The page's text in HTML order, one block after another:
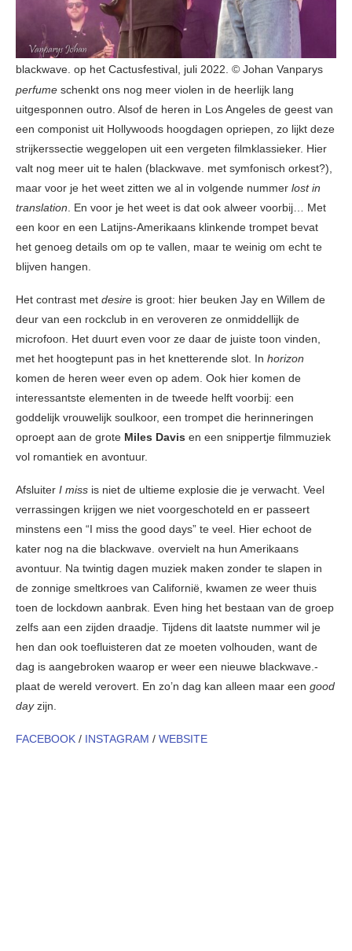
blackwave. op het Cactusfestival, juli 2022. © Johan Vanparys
perfume schenkt ons nog meer violen in de heerlijk lang
uitgesponnen outro. Alsof de heren in Los Angeles de geest van
een componist uit Hollywoods hoogdagen opriepen, zo lijkt deze
strijkerssectie weggelopen uit een vergeten filmklassieker. Hier
valt nog meer uit te halen (blackwave. met symfonisch orkest?),
maar voor je het weet zitten we al in volgende nummer lost in
translation. En voor je het weet is dat ook alweer voorbij… Met
een koor en een Latijns-Amerikaans klinkende trompet bevat
het genoeg details om op te vallen, maar te weinig om echt te
blijven hangen.
Het contrast met desire is groot: hier beuken Jay en Willem de
deur van een rockclub in en veroveren ze onmiddellijk de
microfoon. Het duurt even voor ze daar de juiste toon vinden,
met het hoogtepunt pas in het knetterende slot. In horizon
komen de heren weer even op adem. Ook hier komen de
interessantste elementen in de tweede helft voorbij: een
goddelijk vrouwelijk soulkoor, een trompet die herinneringen
oproept aan de grote Miles Davis en een snippertje filmmuziek
vol romantiek en avontuur.
Afsluiter I miss is niet de ultieme explosie die je verwacht. Veel
verrassingen krijgen we niet voorgeschoteld en er passeert
minstens een “I miss the good days” te veel. Hier echoot de
kater nog na die blackwave. overvielt na hun Amerikaans
avontuur. Na twintig dagen muziek maken zonder te slapen in
de zonnige smeltkroes van Californië, kwamen ze weer thuis
toen de lockdown aanbrak. Even hing het bestaan van de groep
zelfs aan een zijden draadje. Tijdens dit laatste nummer wil je
hen dan ook toefluisteren dat ze moeten volhouden, want de
dag is aangebroken waarop er weer een nieuwe blackwave.-
plaat de wereld verovert. En zo’n dag kan alleen maar een good
dayzijn.
FACEBOOK / INSTAGRAM / WEBSITE